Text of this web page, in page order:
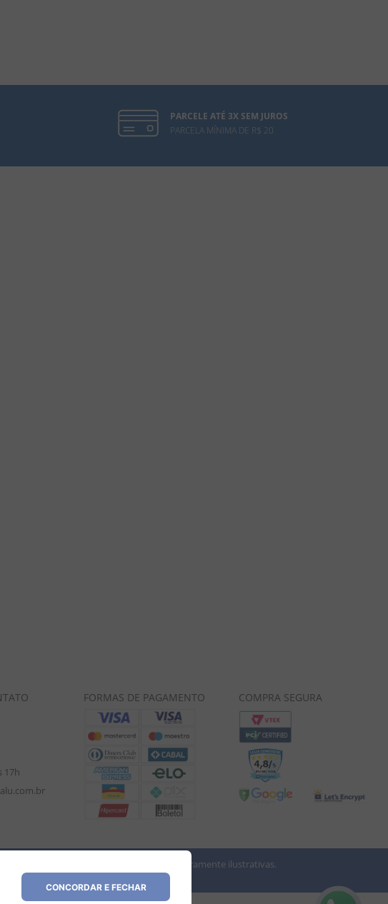
CONCORDAR E FECHAR
PARCELE ATÉ 3X SEM JUROS
PARCELA MÍNIMA DE R$ 20
17h
FORMAS DE PAGAMENTO COMPRA SEGURA
física. As imagens dos produtos são meramente ilustrativas.
sem aviso prévio.